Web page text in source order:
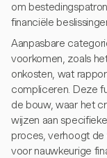
om
financiële
Aanpasbare
voorkomen, zoals
onkosten, wat
compliceren. Deze
de bouw, waar het
wijzen aan
proces, verhoogt
voor nauwkeurige